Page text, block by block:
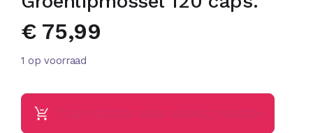
€75,99
1 op voorraad